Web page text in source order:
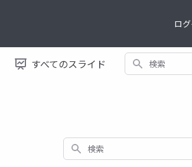
ロ
すべてのスライド 検索
検索